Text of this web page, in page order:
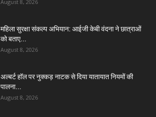
August 8, 2026
महिला सुरक्षा संकल्प अभियान: आईजी केबी वंदना ने छात्राओं
को बताए...
August 8, 2026
अल्बर्ट हॉल पर नुक्कड़ नाटक से दिया यातायात नियमों की
पालना...
August 8, 2026